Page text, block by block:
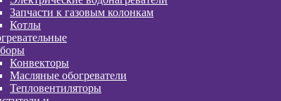
Запчасти к газовым колонкам
Котлы
Конвекторы
Масляные обогреватели
Тепловентиляторы